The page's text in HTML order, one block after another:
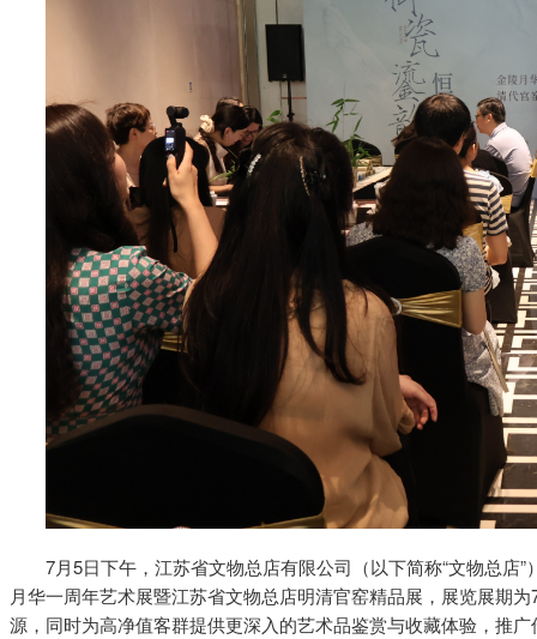
7月5日下午，江苏省文物总店有限公司（以下简称“文物总店
月华一周年艺术展暨江苏省文物总店明清官窑精品展，展览展期
源，同时为高净值客群提供更深入的艺术品鉴赏与收藏体验，推